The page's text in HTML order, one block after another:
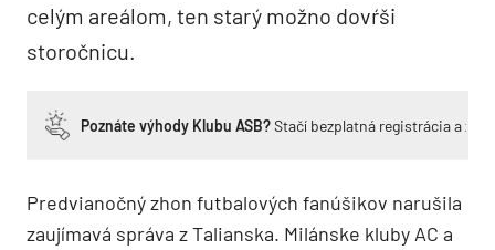
celým areálom, ten starý možno dovŕši
storočnicu.
Poznáte výhody Klubu ASB?Stačí bezplatná registrácia a
Predvianočný zhon futbalových fanúšikov narušila
zaujímavá správa z Talianska. Milánske kluby AC a